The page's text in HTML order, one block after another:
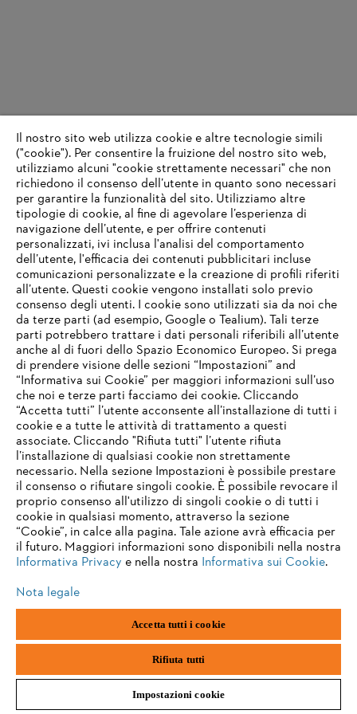
Il nostro sito web utilizza cookie e altre tecnologie simili
("cookie"). Per consentire la fruizione del nostro sito web,
utilizziamo alcuni "cookie strettamente necessari" che non
richiedono il consenso dell’utente in quanto sono necessari
per garantire la funzionalità del sito. Utilizziamo altre
tipologie di cookie, al fine di agevolare l’esperienza di
navigazione dell’utente, e per offrire contenuti
personalizzati, ivi inclusa l'analisi del comportamento
dell’utente, l'efficacia dei contenuti pubblicitari incluse
comunicazioni personalizzate e la creazione di profili riferiti
all’utente. Questi cookie vengono installati solo previo
consenso degli utenti. I cookie sono utilizzati sia da noi che
da terze parti (ad esempio, Google o Tealium). Tali terze
parti potrebbero trattare i dati personali riferibili all’utente
anche al di fuori dello Spazio Economico Europeo. Si prega
di prendere visione delle sezioni “Impostazioni” and
“Informativa sui Cookie” per maggiori informazioni sull’uso
che noi e terze parti facciamo dei cookie. Cliccando
“Accetta tutti” l’utente acconsente all’installazione di tutti i
cookie e a tutte le attività di trattamento a questi
associate. Cliccando "Rifiuta tutti" l’utente rifiuta
l’installazione di qualsiasi cookie non strettamente
necessario. Nella sezione Impostazioni è possibile prestare
il consenso o rifiutare singoli cookie. È possibile revocare il
proprio consenso all'utilizzo di singoli cookie o di tutti i
cookie in qualsiasi momento, attraverso la sezione
“Cookie”, in calce alla pagina. Tale azione avrà efficacia per
il futuro. Maggiori informazioni sono disponibili nella nostra
Informativa Privacy e nella nostra Informativa sui Cookie.
Nota legale
Accetta tutti i cookie
Rifiuta tutti
Impostazioni cookie